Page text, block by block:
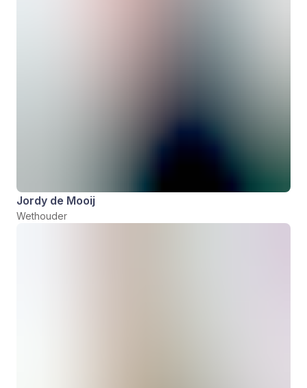
Jordy de Mooij
Wethouder